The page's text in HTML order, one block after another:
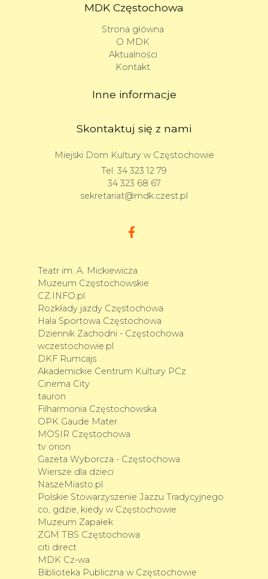
MDK Częstochowa
Strona główna
O MDK
Aktualności
Kontakt
Inne informacje
Skontaktuj się z nami
Miejski Dom Kultury w Częstochowie
Tel. 34 323 12 79
34 323 68 67
sekretariat@mdk.czest.pl
Teatr im. A. Mickiewicza
Muzeum Częstochowskie
CZ.INFO.pl
Rozkłady jazdy Częstochowa
Hala Sportowa Częstochowa
Dziennik Zachodni - Częstochowa
wczestochowie.pl
DKF Rumcajs
Akademickie Centrum Kultury PCz
Cinema City
tauron
Filharmonia Częstochowska
OPK Gaude Mater
MOSIR Częstochowa
tv orion
Gazeta Wyborcza - Częstochowa
Wiersze dla dzieci
NaszeMiasto.pl
Polskie Stowarzyszenie Jazzu Tradycyjnego
co, gdzie, kiedy w Częstochowie
Muzeum Zapałek
ZGM TBS Częstochowa
citi direct
MDK Cz-wa
Biblioteka Publiczna w Częstochowie